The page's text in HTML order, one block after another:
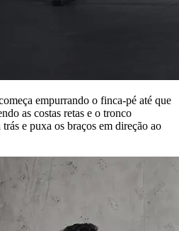
empurrando o finca-pé até que
as costas retas e o tronco
e puxa os braços em direção ao